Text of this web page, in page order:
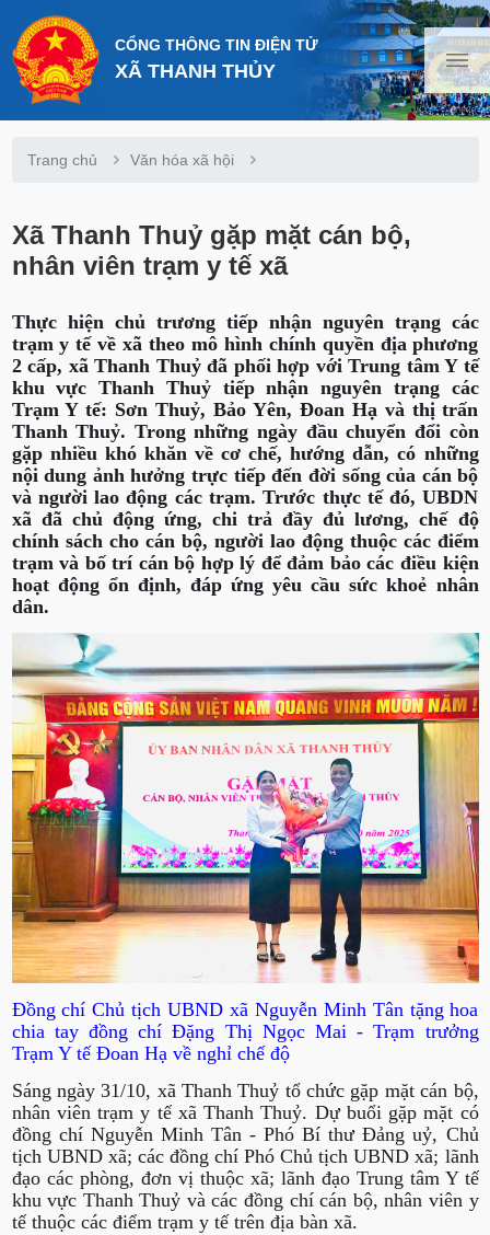
CỔNG THÔNG TIN ĐIỆN TỬ
XÃ THANH THỦY
Trang chủ Văn hóa xã hội
Xã Thanh Thuỷ gặp mặt cán bộ,
nhân viên trạm y tế xã
Thực hiện chủ trương tiếp nhận nguyên trạng các
trạm y tế về xã theo mô hình chính quyền địa phương
2 cấp, xã Thanh Thuỷ đã phối hợp với Trung tâm Y tế
khu vực Thanh Thuỷ tiếp nhận nguyên trạng các
Trạm Y tế: Sơn Thuỷ, Bảo Yên, Đoan Hạ và thị trấn
Thanh Thuỷ. Trong những ngày đầu chuyển đổi còn
gặp nhiều khó khăn về cơ chế, hướng dẫn, có những
nội dung ảnh hưởng trực tiếp đến đời sống của cán bộ
và người lao động các trạm. Trước thực tế đó, UBDN
xã đã chủ động ứng, chi trả đầy đủ lương, chế độ
chính sách cho cán bộ, người lao động thuộc các điểm
trạm và bố trí cán bộ hợp lý để đảm bảo các điều kiện
hoạt động ổn định, đáp ứng yêu cầu sức khoẻ nhân
dân.
Đồng chí Chủ tịch UBND xã Nguyễn Minh Tân tặng hoa
chia tay đồng chí Đặng Thị Ngọc Mai - Trạm trưởng
Trạm Y tế Đoan Hạ về nghỉ chế độ
Sáng ngày 31/10, xã Thanh Thuỷ tổ chức gặp mặt cán bộ,
nhân viên trạm y tế xã Thanh Thuỷ. Dự buổi gặp mặt có
đồng chí Nguyễn Minh Tân - Phó Bí thư Đảng uỷ, Chủ
tịch UBND xã; các đồng chí Phó Chủ tịch UBND xã; lãnh
đạo các phòng, đơn vị thuộc xã; lãnh đạo Trung tâm Y tế
khu vực Thanh Thuỷ và các đồng chí cán bộ, nhân viên y
tế thuộc các điểm trạm y tế trên địa bàn xã.